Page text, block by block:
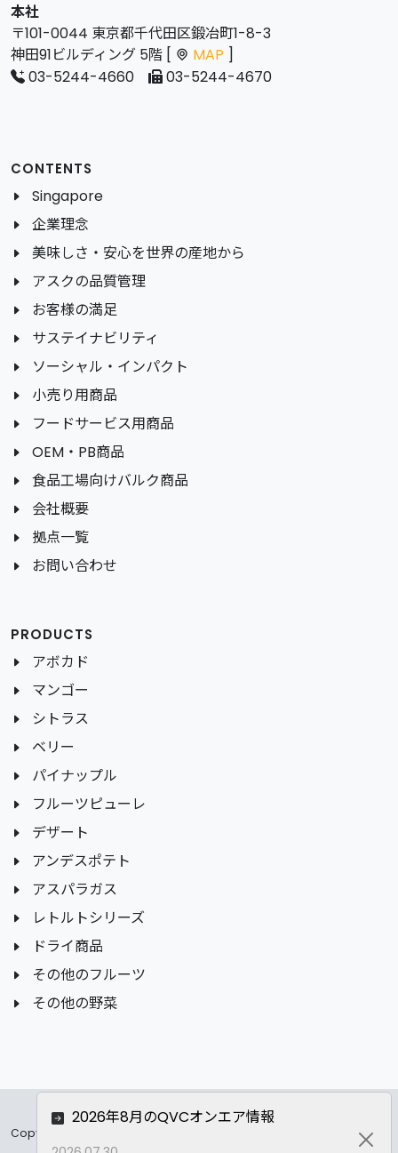
本社
〒101-0044 東京都千代田区鍛冶町1-8-3
神田91ビルディング 5階 [
MAP ]
03-5244-4660
03-5244-4670
CONTENTS
Singapore
企業理念
美味しさ・安心を世界の産地から
アスクの品質管理
お客様の満足
サステイナビリティ
ソーシャル・インパクト
小売り用商品
フードサービス用商品
OEM・PB商品
食品工場向けバルク商品
会社概要
拠点一覧
お問い合わせ
PRODUCTS
アボカド
マンゴー
シトラス
ベリー
パイナップル
フルーツピューレ
デザート
アンデスポテト
アスパラガス
レトルトシリーズ
ドライ商品
その他のフルーツ
その他の野菜
Copyrights ©
2026年8月のQVCオンエア情報